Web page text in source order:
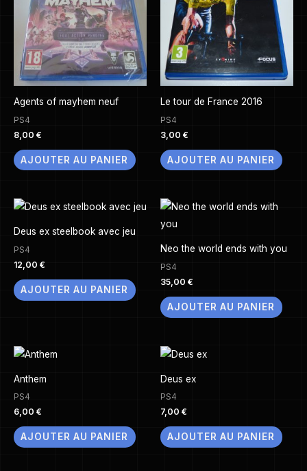
Agents of mayhem neuf
PS4
8,00 €
AJOUTER AU PANIER
Le tour de France 2016
PS4
3,00 €
AJOUTER AU PANIER
Deus ex steelbook avec jeu
PS4
12,00 €
AJOUTER AU PANIER
Neo the world ends with you
PS4
35,00 €
AJOUTER AU PANIER
Anthem
PS4
6,00 €
AJOUTER AU PANIER
Deus ex
PS4
7,00 €
AJOUTER AU PANIER